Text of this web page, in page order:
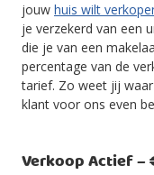
jouw huis wilt
je verzekerd van een
die je van een
percentage van de
tarief. Zo weet jij
klant voor ons even
Verkoop Actief –